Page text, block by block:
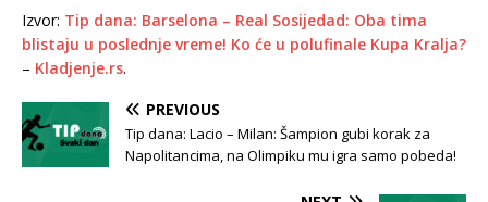
Izvor: Tip dana: Barselona – Real Sosijedad: Oba tima
blistaju u poslednje vreme! Ko će u polufinale Kupa Kralja?
– Kladjenje.rs.
PREVIOUS
Tip dana: Lacio – Milan: Šampion gubi korak za
Napolitancima, na Olimpiku mu igra samo pobeda!